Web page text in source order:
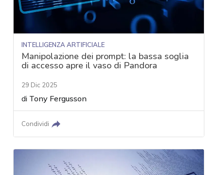
INTELLIGENZA ARTIFICIALE
Manipolazione dei prompt: la bassa soglia
di accesso apre il vaso di Pandora
29 Dic 2025
di Tony Fergusson
Condividi